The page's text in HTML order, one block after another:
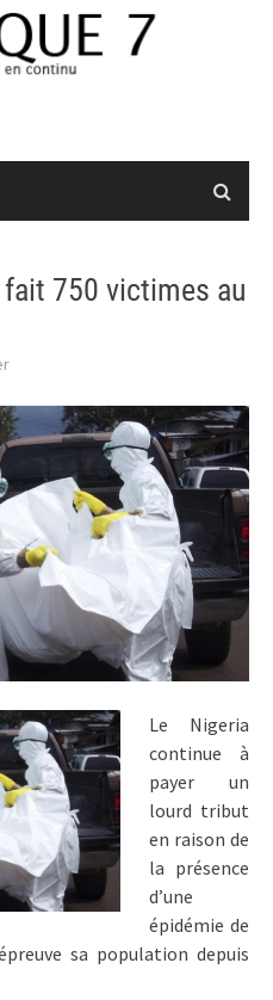
750 victimes au
Le Nigeria
continue à
payer un
lourd tribut
en raison de
la présence
d’une
épidémie de
sa population depuis